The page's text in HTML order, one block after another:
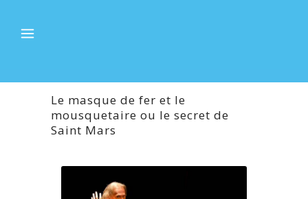
Le masque de fer et le
mousquetaire ou le secret de
Saint Mars